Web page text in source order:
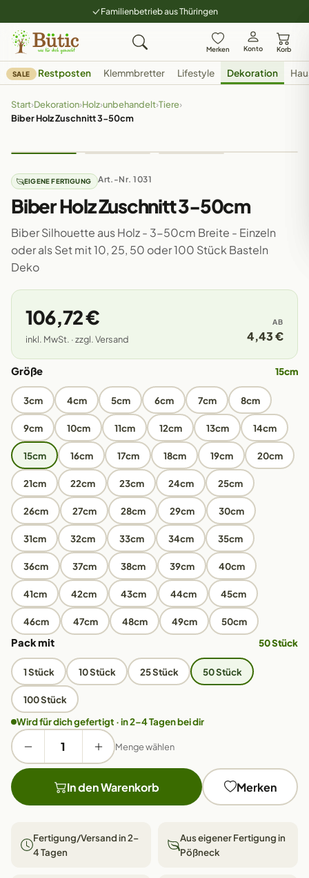
Familienbetrieb aus Thüringen
Merken Konto Korb
SALE Restposten Klemmbretter Lifestyle Dekoration
Start›Dekoration›Holz›unbehandelt›Tiere›
Biber Holz Zuschnitt 3-50cm
EIGENE FERTIGUNG Art.-Nr. 1031
Biber Holz Zuschnitt 3-50cm
Biber Silhouette aus Holz - 3-50cm Breite - Einzeln
oder als Set mit 10, 25, 50 oder 100 Stück Basteln
Deko
106,72 €
inkl. MwSt. · zzgl. Versand
AB
4,43 €
Größe 15cm
3cm 4cm 5cm 6cm 7cm 8cm
9cm 10cm 11cm 12cm 13cm 14cm
15cm 16cm 17cm 18cm 19cm 20cm
21cm 22cm 23cm 24cm 25cm
26cm 27cm 28cm 29cm 30cm
31cm 32cm 33cm 34cm 35cm
36cm 37cm 38cm 39cm 40cm
41cm 42cm 43cm 44cm 45cm
46cm 47cm 48cm 49cm 50cm
Pack mit 50 Stück
1 Stück 10 Stück 25 Stück 50 Stück
100 Stück
Wird für dich gefertigt · in 2–4 Tagen bei dir
Menge wählen
In den Warenkorb Merken
Fertigung/Versand in 2–
4 Tagen
Aus eigener Fertigung in
Pößneck